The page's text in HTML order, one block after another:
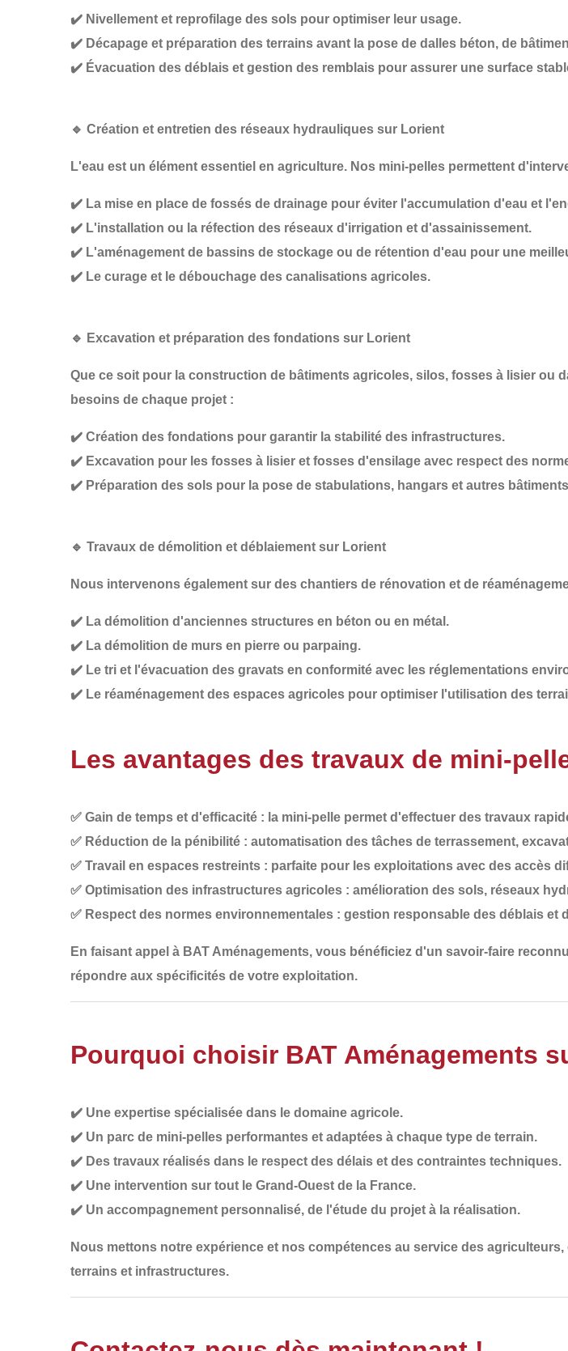
✔️ Nivellement et reprofilage des sols pour optimiser leur usage.
✔️ Décapage et préparation des terrains avant la pose de dalles béton, de
✔️ Évacuation des déblais et gestion des remblais pour assurer une surface
🔹 Création et entretien des réseaux hydrauliques sur Lorient
L'eau est un élément essentiel en agriculture. Nos mini-pelles permettent
✔️ La mise en place de fossés de drainage pour éviter l'accumulation d'eau et
✔️ L'installation ou la réfection des réseaux d'irrigation et d'assainissement.
✔️ L'aménagement de bassins de stockage ou de rétention d'eau pour une
✔️ Le curage et le débouchage des canalisations agricoles.
🔹 Excavation et préparation des fondations sur Lorient
Que ce soit pour la construction de bâtiments agricoles, silos, fosses à lisier ou
besoins de chaque projet :
✔️ Création des fondations pour garantir la stabilité des infrastructures.
✔️ Excavation pour les fosses à lisier et fosses d'ensilage avec respect des
✔️ Préparation des sols pour la pose de stabulations, hangars et autres
🔹 Travaux de démolition et déblaiement sur Lorient
Nous intervenons également sur des chantiers de rénovation et de
✔️ La démolition d'anciennes structures en béton ou en métal.
✔️ La démolition de murs en pierre ou parpaing.
✔️ Le tri et l'évacuation des gravats en conformité avec les réglementations
✔️ Le réaménagement des espaces agricoles pour optimiser l'utilisation des
Les avantages des travaux de mini-
✅ Gain de temps et d'efficacité : la mini-pelle permet d'effectuer des travaux
✅ Réduction de la pénibilité : automatisation des tâches de terrassement,
✅ Travail en espaces restreints : parfaite pour les exploitations avec des accès
✅ Optimisation des infrastructures agricoles : amélioration des sols, réseaux
✅ Respect des normes environnementales : gestion responsable des déblais et
En faisant appel à BAT Aménagements, vous bénéficiez d'un savoir-faire reconnu
répondre aux spécificités de votre exploitation.
Pourquoi choisir BAT Aménagements
✔️ Une expertise spécialisée dans le domaine agricole.
✔️ Un parc de mini-pelles performantes et adaptées à chaque type de terrain.
✔️ Des travaux réalisés dans le respect des délais et des contraintes techniques.
✔️ Une intervention sur tout le Grand-Ouest de la France.
✔️ Un accompagnement personnalisé, de l'étude du projet à la réalisation.
Nous mettons notre expérience et nos compétences au service des agriculteurs,
terrains et infrastructures.